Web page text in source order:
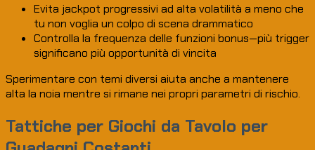
Evita jackpot progressivi ad alta volatilità a meno che
tu non voglia un colpo di scena drammatico
Controlla la frequenza delle funzioni bonus—più trigger
significano più opportunità di vincita
Sperimentare con temi diversi aiuta anche a mantenere
alta la noia mentre si rimane nei propri parametri di rischio.
Tattiche per Giochi da Tavolo per